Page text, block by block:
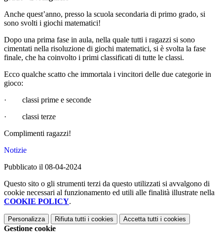
Anche quest’anno, presso la scuola secondaria di primo grado, si
sono svolti i giochi matematici!
Dopo una prima fase in aula, nella quale tutti i ragazzi si sono
cimentati nella risoluzione di giochi matematici, si è svolta la fase
finale, che ha coinvolto i primi classificati di tutte le classi.
Ecco qualche scatto che immortala i vincitori delle due categorie in
gioco:
· classi prime e seconde
· classi terze
Complimenti ragazzi!
Notizie
Pubblicato il 08-04-2024
Questo sito o gli strumenti terzi da questo utilizzati si avvalgono di
cookie necessari al funzionamento ed utili alle finalità illustrate nella
COOKIE POLICY.
Personalizza Rifiuta tutti i cookies Accetta tutti i cookies
Gestione cookie